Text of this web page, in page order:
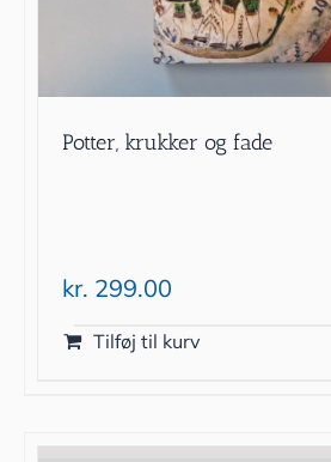
Potter, krukker og fade
kr. 299.00
Tilføj til kurv